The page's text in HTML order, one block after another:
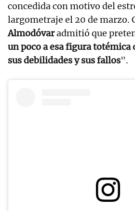
concedida con motivo del
largometraje el 20 de marzo.
Almodóvaradmitió que
un poco a esa figura totémica
sus debilidades y sus fallos".